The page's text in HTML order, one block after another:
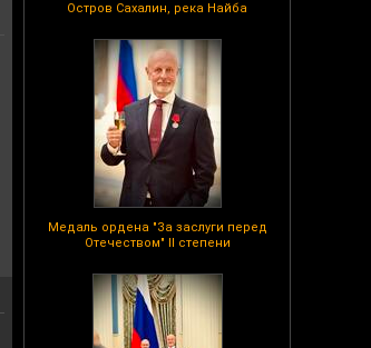
Остров Сахалин, река Найба
Медаль ордена "За заслуги перед
Отечеством" II степени